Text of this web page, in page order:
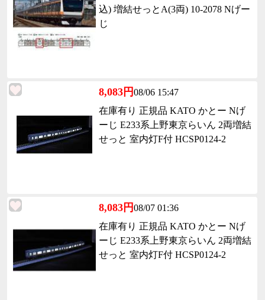
込) 増結せっとA(3両) 10-2078 Nげー
じ
8,083円08/06 15:47
在庫有り 正規品 KATO かとー Nげ
ーじ E233系上野東京らいん 2両増結
せっと 室内灯F付 HCSP0124-2
8,083円08/07 01:36
在庫有り 正規品 KATO かとー Nげ
ーじ E233系上野東京らいん 2両増結
せっと 室内灯F付 HCSP0124-2